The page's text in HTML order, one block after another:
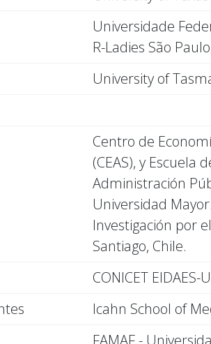
Universidade
R-Ladies São
University of
Centro de
(CEAS), y Escuela
Administración
Universidad
Investigación por
Santiago, Chile.
CONICET EIDAES-
Icahn School of
FAMAF -